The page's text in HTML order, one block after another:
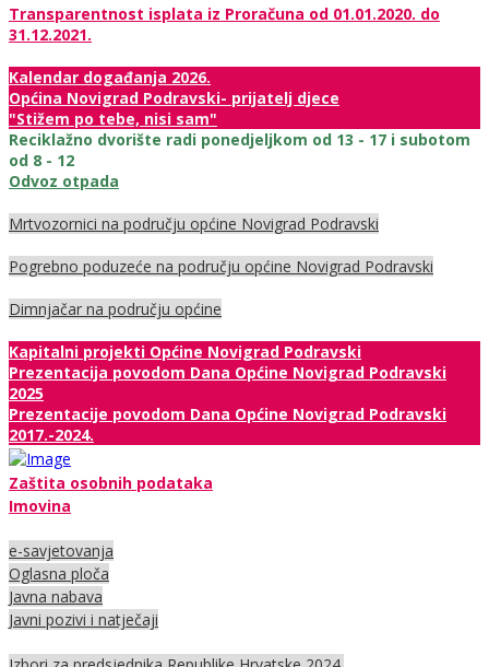
Transparentnost isplata iz Proračuna od 01.01.2020. do
31.12.2021.
Kalendar događanja 2026.
Općina Novigrad Podravski- prijatelj djece
"Stižem po tebe, nisi sam"
Reciklažno dvorište radi ponedjeljkom od 13 - 17 i subotom
od 8 - 12
Odvoz otpada
Mrtvozornici na području općine Novigrad Podravski
Pogrebno poduzeće na području općine Novigrad Podravski
Dimnjačar na području općine
Kapitalni projekti Općine Novigrad Podravski
Prezentacija povodom Dana Općine Novigrad Podravski
2025
Prezentacije povodom Dana Općine Novigrad Podravski
2017.-2024.
Zaštita osobnih podataka
Imovina
e-savjetovanja
Oglasna ploča
Javna nabava
Javni pozivi i natječaji